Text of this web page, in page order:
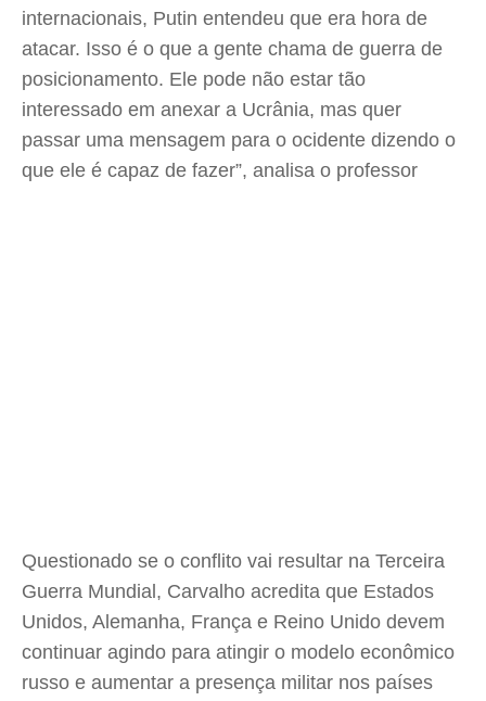
internacionais, Putin entendeu que era hora de
atacar. Isso é o que a gente chama de guerra de
posicionamento. Ele pode não estar tão
interessado em anexar a Ucrânia, mas quer
passar uma mensagem para o ocidente dizendo o
que ele é capaz de fazer”, analisa o professor
Questionado se o conflito vai resultar na Terceira
Guerra Mundial, Carvalho acredita que Estados
Unidos, Alemanha, França e Reino Unido devem
continuar agindo para atingir o modelo econômico
russo e aumentar a presença militar nos países